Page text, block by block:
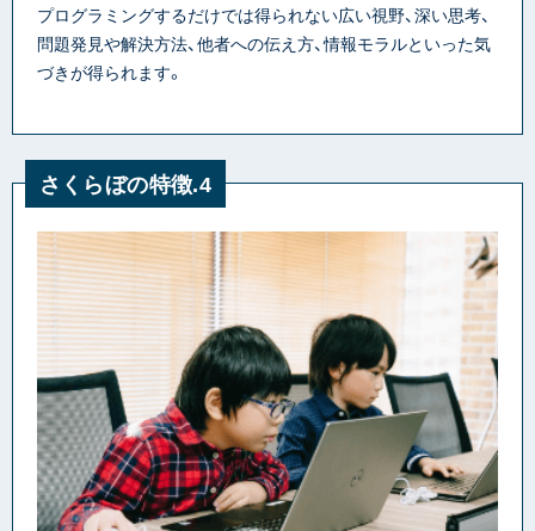
プログラミングするだけでは得られない広い視野、深い思考、
問題発見や解決方法、他者への伝え方、情報モラルといった気
づきが得られます。
さくらぼの特徴.4